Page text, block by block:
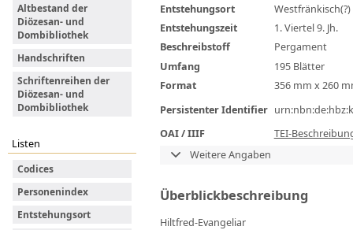
Altbestand der
Diözesan- und
Dombibliothek
Handschriften
Schriftenreihen der
Diözesan- und
Dombibliothek
Listen
Codices
Personenindex
Entstehungsort
Entstehungsort
Westfränkisch(?)
Entstehungszeit
1. Viertel 9. Jh.
Beschreibstoff
Pergament
Umfang
195 Blätter
Format
356 mm x 260
Persistenter Identifier
OAI / IIIF
TEI-
Weitere Angaben
Überblickbeschreibung
Hiltfred-Evangeliar